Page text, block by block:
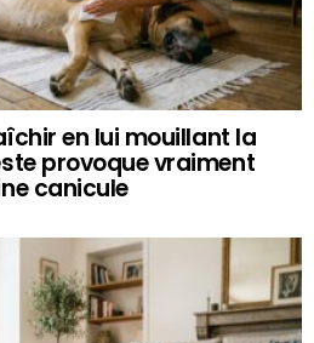
en lui mouillant la
provoque vraiment
canicule